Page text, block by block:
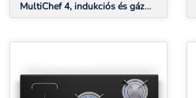
MultiChef 4, indukciós és gáz
tűzhely, 4 főzőzóna, 2 gázégő, 2